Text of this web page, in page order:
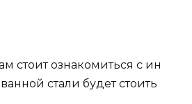
стоит ознакомиться с ин
стали будет стоить